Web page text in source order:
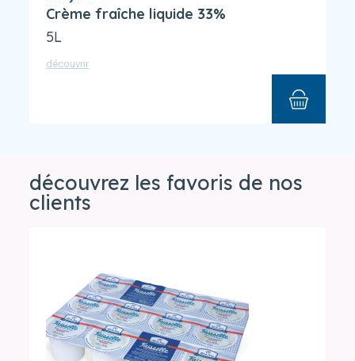
Crème fraîche liquide 33%
5L
découvrir
découvrez les favoris de nos
clients